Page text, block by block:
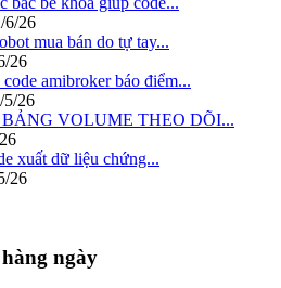
6/26
mua bán do tự tay...
26
code amibroker báo điểm...
5/26
VOLUME THEO DÕI...
xuất dữ liệu chứng...
26
ngày